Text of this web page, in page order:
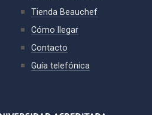
Tienda Beauchef
Cómo llegar
Contacto
Guía telefónica